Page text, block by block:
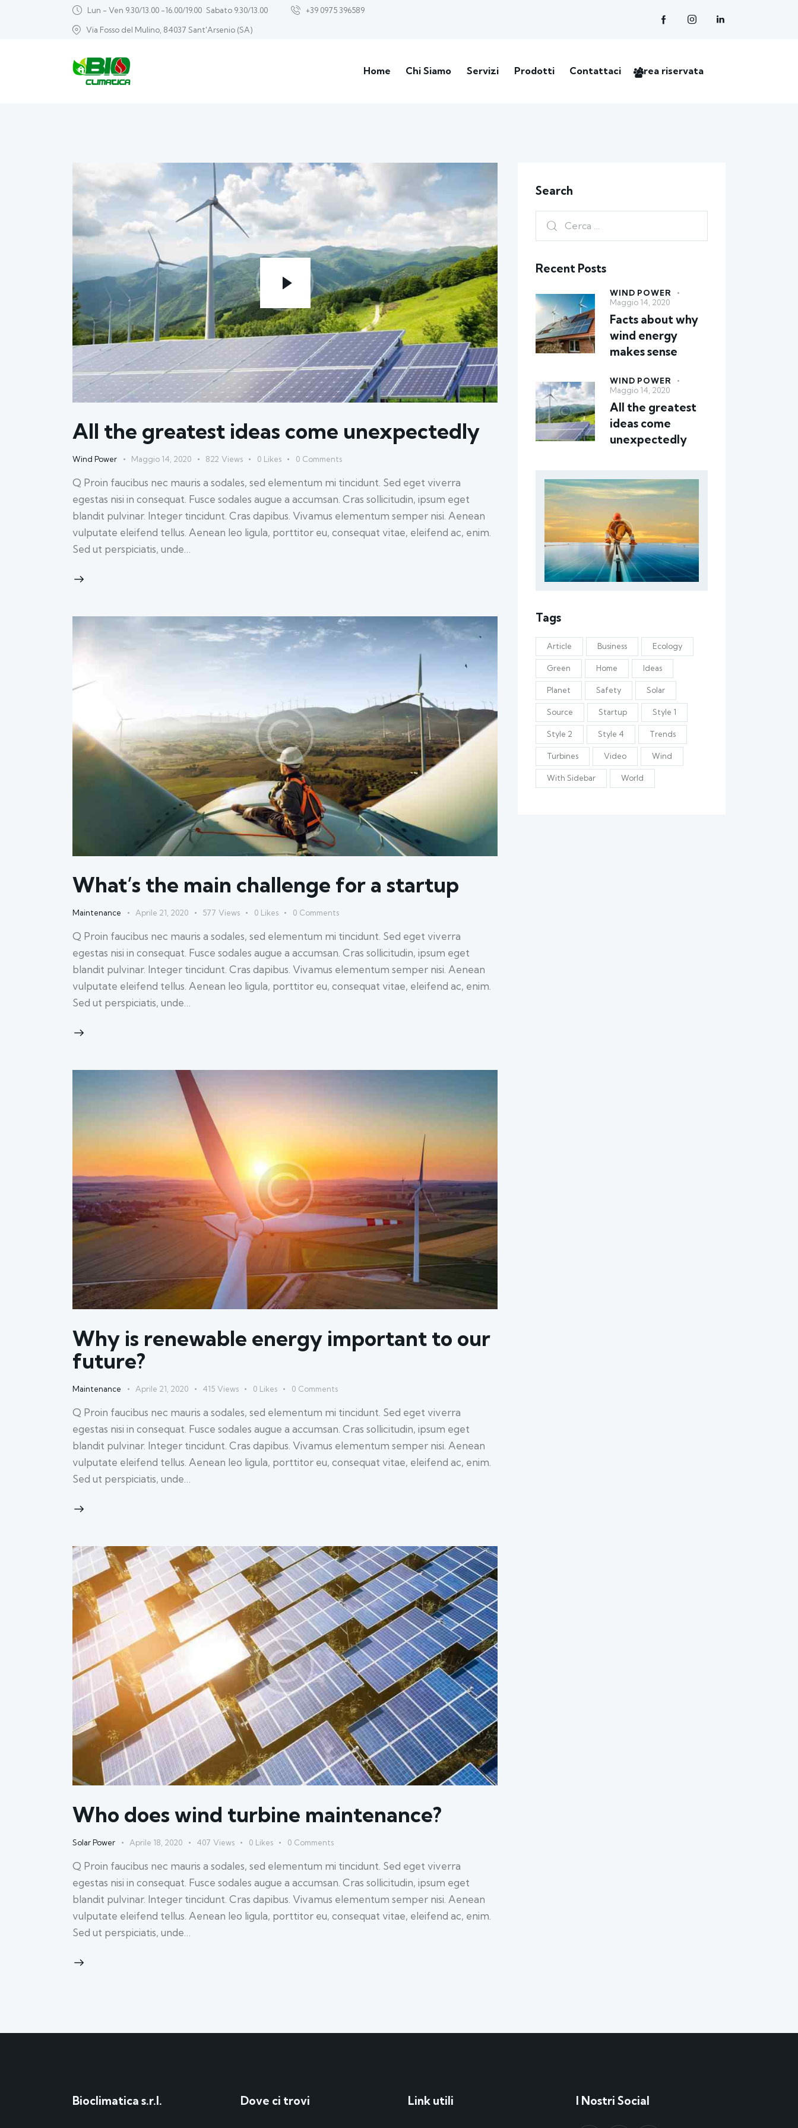
Lun - Ven 9.30/13.00 -16.00/19.00 Sabato 9.30/13.00 +39 0975 396589
Via Fosso del Mulino, 84037 Sant'Arsenio (SA)
Home Chi Siamo Servizi Prodotti Contattaci Area riservata
All the greatest ideas come unexpectedly
Wind Power Maggio 14, 2020 822 Views 0 Likes 0 Comments
Q Proin faucibus nec mauris a sodales, sed elementum mi tincidunt. Sed eget viverra
egestas nisi in consequat. Fusce sodales augue a accumsan. Cras sollicitudin, ipsum eget
blandit pulvinar. Integer tincidunt. Cras dapibus. Vivamus elementum semper nisi. Aenean
vulputate eleifend tellus. Aenean leo ligula, porttitor eu, consequat vitae, eleifend ac, enim.
Sed ut perspiciatis, unde…
What’s the main challenge for a startup
Maintenance Aprile 21, 2020 577 Views 0 Likes 0 Comments
Q Proin faucibus nec mauris a sodales, sed elementum mi tincidunt. Sed eget viverra
egestas nisi in consequat. Fusce sodales augue a accumsan. Cras sollicitudin, ipsum eget
blandit pulvinar. Integer tincidunt. Cras dapibus. Vivamus elementum semper nisi. Aenean
vulputate eleifend tellus. Aenean leo ligula, porttitor eu, consequat vitae, eleifend ac, enim.
Sed ut perspiciatis, unde…
Why is renewable energy important to our
future?
Maintenance Aprile 21, 2020 415 Views 0 Likes 0 Comments
Q Proin faucibus nec mauris a sodales, sed elementum mi tincidunt. Sed eget viverra
egestas nisi in consequat. Fusce sodales augue a accumsan. Cras sollicitudin, ipsum eget
blandit pulvinar. Integer tincidunt. Cras dapibus. Vivamus elementum semper nisi. Aenean
vulputate eleifend tellus. Aenean leo ligula, porttitor eu, consequat vitae, eleifend ac, enim.
Sed ut perspiciatis, unde…
Who does wind turbine maintenance?
Solar Power Aprile 18, 2020 407 Views 0 Likes 0 Comments
Q Proin faucibus nec mauris a sodales, sed elementum mi tincidunt. Sed eget viverra
egestas nisi in consequat. Fusce sodales augue a accumsan. Cras sollicitudin, ipsum eget
blandit pulvinar. Integer tincidunt. Cras dapibus. Vivamus elementum semper nisi. Aenean
vulputate eleifend tellus. Aenean leo ligula, porttitor eu, consequat vitae, eleifend ac, enim.
Sed ut perspiciatis, unde…
Search
Recent Posts
WIND POWER
Maggio 14, 2020
Facts about why
wind energy
makes sense
WIND POWER
Maggio 14, 2020
All the greatest
ideas come
unexpectedly
Tags
Article Business Ecology
Green Home Ideas
Planet Safety Solar
Source Startup Style 1
Style 2 Style 4 Trends
Turbines Video Wind
With Sidebar World
Bioclimatica s.r.l. Dove ci trovi Link utili I Nostri Social